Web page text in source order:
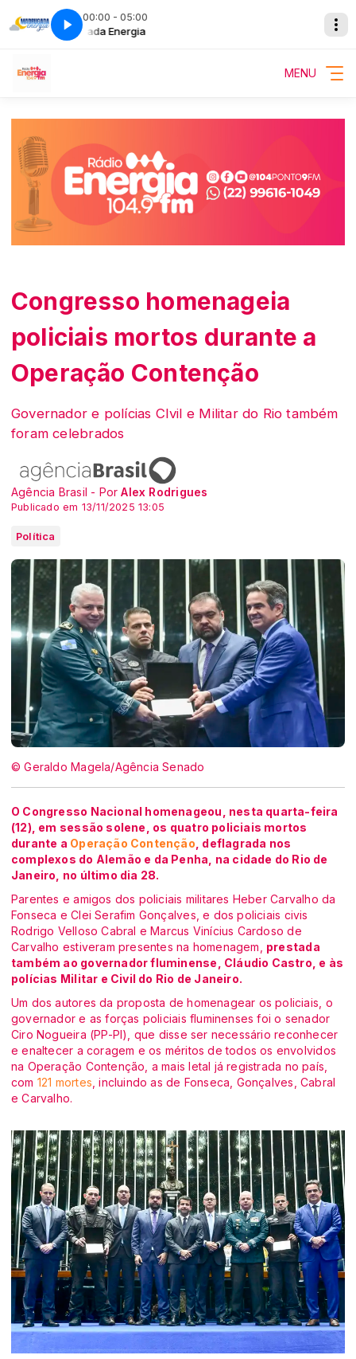
00:00 - 05:00
Madrugada Energia Madrugada
MENU
Congresso homenageia
policiais mortos durante a
Operação Contenção
Governador e polícias CIvil e Militar do Rio também
foram celebrados
Agência Brasil - PorAlex Rodrigues
Publicado em 13/11/2025 13:05
Política
© Geraldo Magela/Agência Senado
O Congresso Nacional homenageou, nesta quarta-feira
(12), em sessão solene, os quatro policiais mortos
durante a Operação Contenção , deflagrada nos
complexos do Alemão e da Penha, na cidade do Rio de
Janeiro, no último dia 28.
Parentes e amigos dos policiais militares Heber Carvalho da
Fonseca e Clei Serafim Gonçalves, e dos policiais civis
Rodrigo Velloso Cabral e Marcus Vinícius Cardoso de
Carvalho estiveram presentes na homenagem, prestada
também ao governador fluminense, Cláudio Castro, e às
polícias Militar e Civil do Rio de Janeiro.
Um dos autores da proposta de homenagear os policiais, o
governador e as forças policiais fluminenses foi o senador
Ciro Nogueira (PP-PI), que disse ser necessário reconhecer
e enaltecer a coragem e os méritos de todos os envolvidos
na Operação Contenção, a mais letal já registrada no país,
com 121 mortes , incluindo as de Fonseca, Gonçalves, Cabral
e Carvalho.